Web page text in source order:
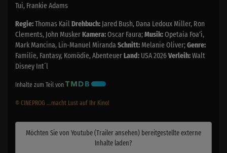
Tui, Frankie Adams
Regie:Thomas Kail Drehbuch: Jared Bush, Dana Ledoux Miller, Ron
Clements, John MuskerKamera:Oscar Faura;Musik:Opetaia Foa‘i,
Mark Mancina, Lin-Manuel Miranda Schnitt: Melanie Oliver;Genre:
Familie, Fantasy, Komödie, AbenteuerLand: USA 2026Verleih:Walt
Disney Int´l
Inhalte zum Teil von
© CINEPROG ...macht Lust auf Ihr Kino!
Möchten Sie von Youtube (Trailer ansehen) bereitgestellte externe
Inhalte laden?